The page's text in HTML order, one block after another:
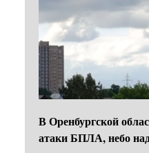
В Оренбургской
атаки БПЛА, небо